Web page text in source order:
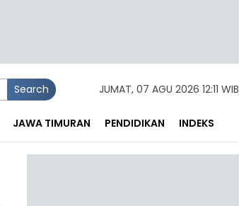
Search JUMAT, 07 AGU 2026 12:11 WIB
JAWA TIMURAN PENDIDIKAN INDEKS